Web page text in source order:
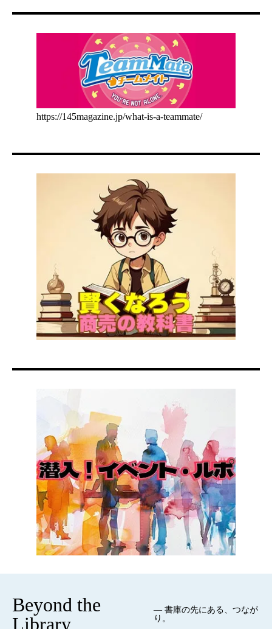
https://145magazine.jp/what-is-a-teammate/
Beyond the
Library
— 書庫の先にある、つなが
り。